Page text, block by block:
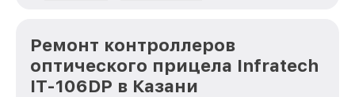
Ремонт контроллеров
оптического прицела Infratech
IT-106DP в Казани